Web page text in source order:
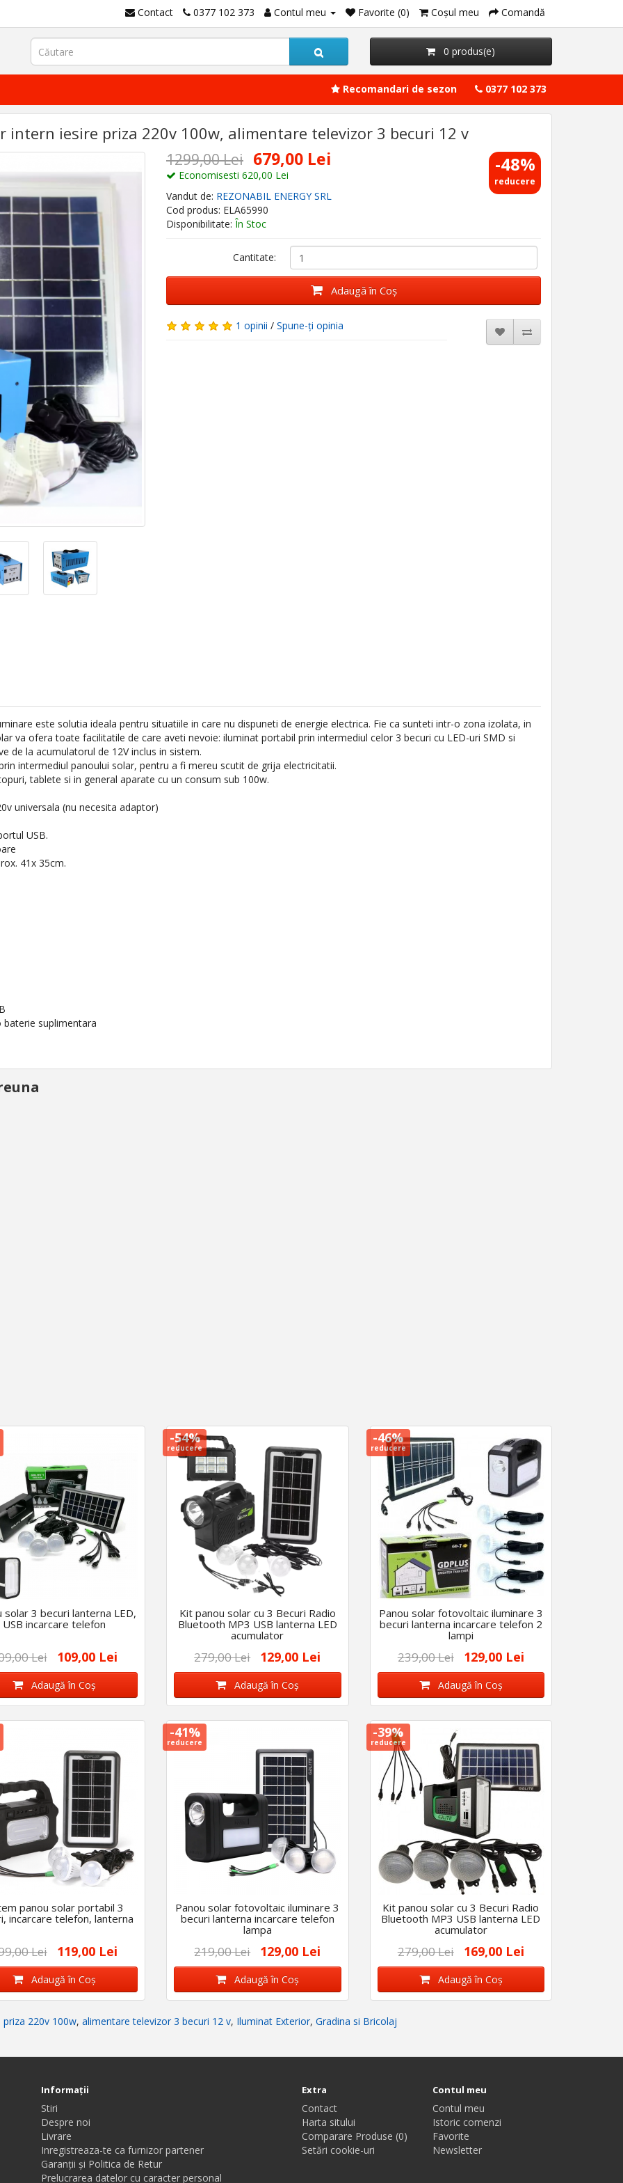
Contact 0377 102 373 Contul meu Favorite (0) Coşul meu Comandă
0 produs(e)
Recomandari de sezon 0377 102 373
iesire priza 220v 100w, alimentare televizor 3 becuri 12 v
-48%
reducere
1299,00 Lei 679,00 Lei
Economisesti 620,00 Lei
Vandut de: REZONABIL ENERGY SRL
Cod produs: ELA65990
Disponibilitate: În Stoc
Cantitate:
Adaugă în Coş
1 opinii / Spune-ţi opinia
este solutia ideala pentru situatiile in care nu dispuneti de energie electrica. Fie ca sunteti intr-o zona izolata, in
va ofera toate facilitatile de care aveti nevoie: iluminat portabil prin intermediul celor 3 becuri cu LED-uri SMD si
de la acumulatorul de 12V inclus in sistem.
intermediul panoului solar, pentru a fi mereu scutit de grija electricitatii.
tablete si in general aparate cu un consum sub 100w.
universala (nu necesita adaptor)
USB.
41x 35cm.
suplimentara
solar 3 becuri lanterna LED,
USB incarcare telefon
Lei 109,00 Lei
Adaugă în Coş
-54%
reducere
Kit panou solar cu 3 Becuri Radio
Bluetooth MP3 USB lanterna LED
acumulator
279,00 Lei 129,00 Lei
Adaugă în Coş
-46%
reducere
Panou solar fotovoltaic iluminare 3
becuri lanterna incarcare telefon 2
lampi
239,00 Lei 129,00 Lei
Adaugă în Coş
panou solar portabil 3
incarcare telefon, lanterna
Lei 119,00 Lei
Adaugă în Coş
-41%
reducere
Panou solar fotovoltaic iluminare 3
becuri lanterna incarcare telefon
lampa
219,00 Lei 129,00 Lei
Adaugă în Coş
-39%
reducere
Kit panou solar cu 3 Becuri Radio
Bluetooth MP3 USB lanterna LED
acumulator
279,00 Lei 169,00 Lei
Adaugă în Coş
220v 100w, alimentare televizor 3 becuri 12 v, Iluminat Exterior, Gradina si Bricolaj
Informaţii
Stiri
Despre noi
Livrare
Inregistreaza-te ca furnizor partener
Garanții și Politica de Retur
Prelucrarea datelor cu caracter personal
Extra
Contact
Harta sitului
Comparare Produse (0)
Setări cookie-uri
Contul meu
Contul meu
Istoric comenzi
Favorite
Newsletter